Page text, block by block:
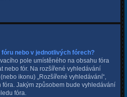
nebo v jednotlivých fórech?
pole umístěného na obsahu fóra
nebo fór. Na rozšířené vyhledávání
ikonu) „Rozšířené vyhledávání“,
Jakým způsobem bude vyhledávání
fóra.